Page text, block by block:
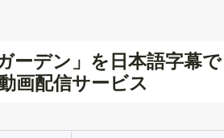
ーデン」を日本語字幕で
画配信サービス